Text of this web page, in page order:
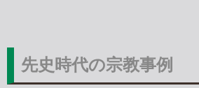
先史時代の宗教事例